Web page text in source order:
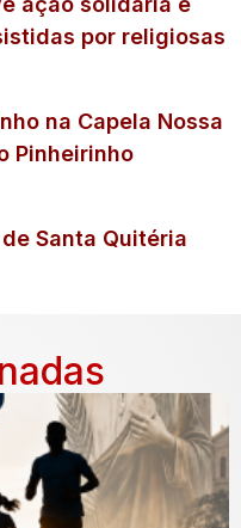
por religiosas
na Capela Nossa
Pinheirinho
Santa Quitéria